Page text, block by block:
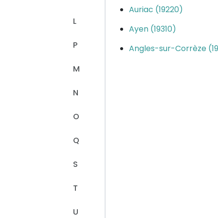
L
P
M
N
O
Q
S
T
U
Auriac (19220)
Ayen (19310)
Angles-sur-Corrèze